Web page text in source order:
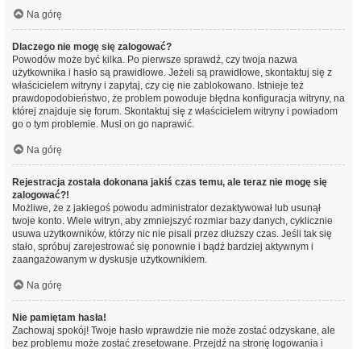
Na górę
Dlaczego nie mogę się zalogować?
Powodów może być kilka. Po pierwsze sprawdź, czy twoja nazwa
użytkownika i hasło są prawidłowe. Jeżeli są prawidłowe, skontaktuj się z
właścicielem witryny i zapytaj, czy cię nie zablokowano. Istnieje też
prawdopodobieństwo, że problem powoduje błędna konfiguracja witryny, na
której znajduje się forum. Skontaktuj się z właścicielem witryny i powiadom
go o tym problemie. Musi on go naprawić.
Na górę
Rejestracja została dokonana jakiś czas temu, ale teraz nie mogę się
zalogować?!
Możliwe, że z jakiegoś powodu administrator dezaktywował lub usunął
twoje konto. Wiele witryn, aby zmniejszyć rozmiar bazy danych, cyklicznie
usuwa użytkowników, którzy nic nie pisali przez dłuższy czas. Jeśli tak się
stało, spróbuj zarejestrować się ponownie i bądź bardziej aktywnym i
zaangażowanym w dyskusje użytkownikiem.
Na górę
Nie pamiętam hasła!
Zachowaj spokój! Twoje hasło wprawdzie nie może zostać odzyskane, ale
bez problemu może zostać zresetowane. Przejdź na stronę logowania i